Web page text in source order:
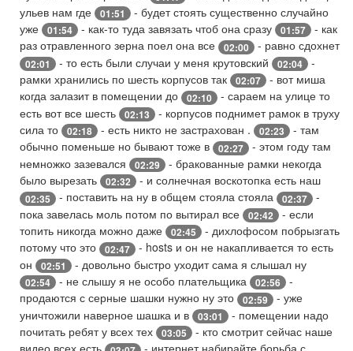
ульев нам где
01:51
- будет стоять существенно случайно
уже
01:54 - как-то туда завязать чтоб она сразу 01:57
- как
раз отравленного зерна поел она все
02:00 - равно сдохнет
02:01 - то есть были случаи у меня крутовский 02:04
-
рамки хранились по шесть корпусов так
02:07
- вот миша
когда залазит в помещении до
02:10
- сараем на улице то
есть вот все шесть
02:13
- корпусов поднимет рамок в труху
сила то
02:18 - есть никто не застрахован . 02:23
- там
обычно поменьше но бывают тоже в
02:27
- этом году там
немножко зазевался
02:29
- бракованные рамки некогда
было вырезать
02:32 - и солнечная воскотопка есть наш
02:35 - поставить на ну в общем стояла стояла 02:37
-
пока завелась моль потом по вытирал все
02:42
- если
топить никогда можно даже
02:45
- дихлофосом побрызгать
потому что это
02:47
- hosts и он не накапливается то есть
он
02:51 - довольно быстро уходит сама я слышал ну
02:54 - не слышу я не особо плательщика 02:56
-
продаются с серные шашки нужно ну это
02:59
- уже
уничтожили наверное шашка и в
03:01
- помещении надо
почитать ребят у всех тех
03:05
- кто смотрит сейчас наше